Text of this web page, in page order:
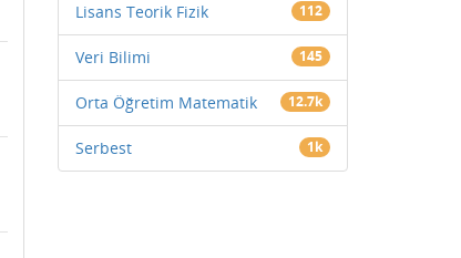
Lisans Teorik Fizik 112
Veri Bilimi 145
Orta Öğretim Matematik 12.7k
Serbest 1k